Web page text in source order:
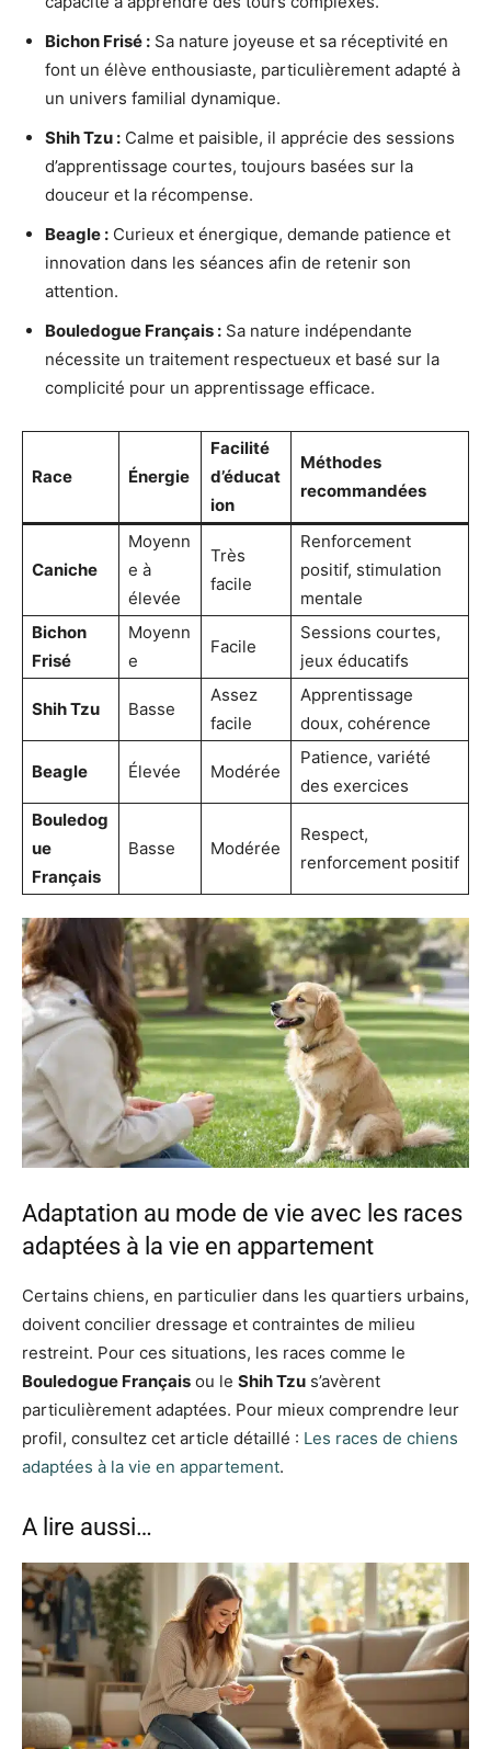
Bichon Frisé : Sa nature joyeuse et sa réceptivité en
font un élève enthousiaste, particulièrement adapté à
un univers familial dynamique.
Shih Tzu : Calme et paisible, il apprécie des sessions
d’apprentissage courtes, toujours basées sur la
douceur et la récompense.
Beagle : Curieux et énergique, demande patience et
innovation dans les séances afin de retenir son
attention.
Bouledogue Français : Sa nature indépendante
nécessite un traitement respectueux et basé sur la
complicité pour un apprentissage efficace.
Race Énergie
Facilité
d’éducat
ion
Méthodes
recommandées
Caniche
Moyenn
e à
élevée
Très
facile
Renforcement
positif, stimulation
mentale
Bichon
Frisé
Moyenn
e
Facile
Sessions courtes,
jeux éducatifs
Shih Tzu Basse
Assez
facile
Apprentissage
doux, cohérence
Beagle Élevée Modérée
Patience, variété
des exercices
Bouledog
ue
Français
Basse Modérée
Respect,
renforcement positif
Adaptation au mode de vie avec les races
adaptées à la vie en appartement
Certains chiens, en particulier dans les quartiers urbains,
doivent concilier dressage et contraintes de milieu
restreint. Pour ces situations, les races comme le
Bouledogue Français ou le Shih Tzu s’avèrent
particulièrement adaptées. Pour mieux comprendre leur
profil, consultez cet article détaillé : Les races de chiens
adaptées à la vie en appartement.
A lire aussi…